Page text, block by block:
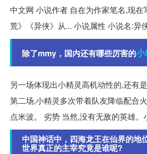
中文网 小说作者 自在为作家笔名,现在
荒》《异侠》从... 小说属性 小说名:异侠
除了mmy，国内还有哪些厉害的小
另一场体现出小精灵高机动性的,还有
第二场,小精灵多次带着队友降临配合
点米波。 劣势 当然,没有无敌的英雄。
中国神话中，四海龙王在仙界的地
世界真正的主宰究竟是谁呢?